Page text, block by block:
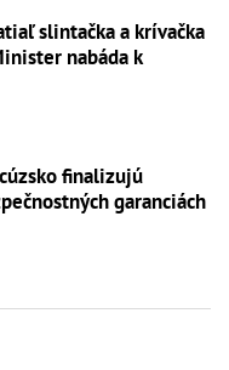
slintačka a krívačka
nabáda k
finalizujú
garanciách